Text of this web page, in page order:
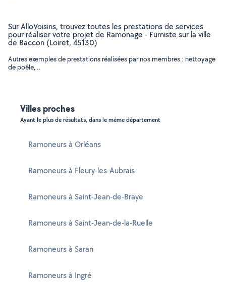
Sur AlloVoisins, trouvez toutes les prestations de services
pour réaliser votre projet de Ramonage - Fumiste sur la ville
de Baccon (Loiret, 45130)
Autres exemples de prestations réalisées par nos membres : nettoyage
de poêle, ..
Villes proches
Ayant le plus de résultats, dans le même département
Ramoneurs à Orléans
Ramoneurs à Fleury-les-Aubrais
Ramoneurs à Saint-Jean-de-Braye
Ramoneurs à Saint-Jean-de-la-Ruelle
Ramoneurs à Saran
Ramoneurs à Ingré